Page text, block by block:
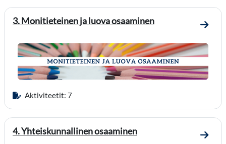
3. Monitieteinen ja luova osaaminen
Mene
Aktiviteetit: 7
4. Yhteiskunnallinen osaaminen
Mene